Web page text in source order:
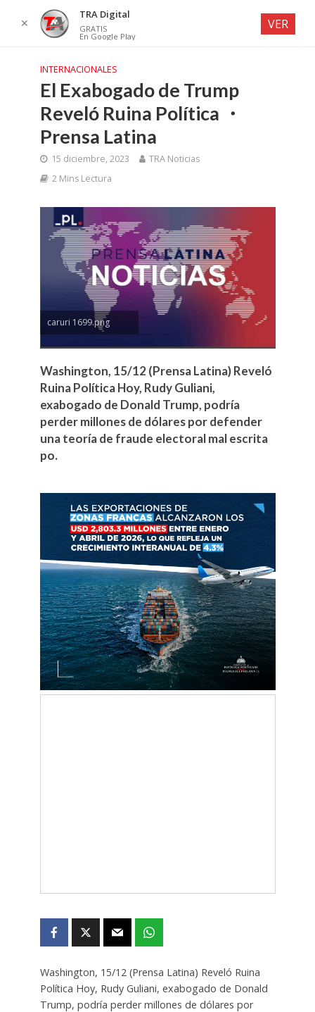
INTERNACIONALES
El Exabogado de Trump
Reveló Ruina Política ・
Prensa Latina
15 diciembre, 2023
TRA Noticias
2 Mins Lectura
caruri 1699.png
Washington, 15/12 (Prensa Latina) Reveló
Ruina Política Hoy, Rudy Guliani,
exabogado de Donald Trump, podría
perder millones de dólares por defender
una teoría de fraude electoral mal escrita
po.
Washington, 15/12 (Prensa Latina) Reveló Ruina
Política Hoy, Rudy Guliani, exabogado de Donald
Trump, podría perder millones de dólares por
✕
TRA Digital
GRATIS
En Google Play
VER